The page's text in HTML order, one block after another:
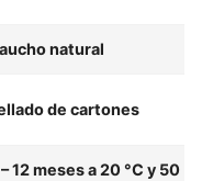
natural
de cartones
12 meses a 20 °C y 50 %